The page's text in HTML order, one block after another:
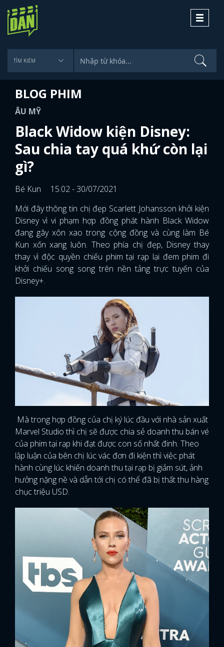
Toggle
BLOG PHIM
ÂU MỸ
Black Widow kiện Disney:
Sau chia tay quá khứ còn lại
gì?
Bé Kun
15:02 - 30/07/2021
Mới đây thông tin chị đẹp Scarlett Johansson khởi kiện
Disney vì vi phạm hợp đồng phát hành Black Widow
đang gây xôn xao trong cộng đồng và cùng làm Bé
Kun xốn xang luôn. Theo phía chị đẹp, Disney thay
thay vì độc quyền chiếu phim tại rạp lại đem phim đi
khởi chiếu song song trên nền tảng trực tuyến của
Disney+.
Mà trong hợp đồng của chị ký lúc đầu với nhà sản xuất
Marvel Studio thì chị sẽ được chia sẻ doanh thu bán vé
của phim tại rạp khi đạt được con số nhất đinh. Theo
lập luận của bên chị lúc vác đơn đi kiện thì việc phát
hành cùng lúc khiến doanh thu tại rạp bị giảm sút, ảnh
hưởng nặng nề và dẫn tới chị có thể đã bị thất thu hàng
chục triệu USD.